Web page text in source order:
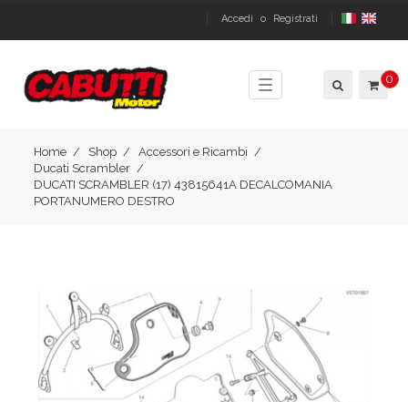
Accedi o Registrati
Toggle
navigation
0
Home Shop
Accessori e Ricambi
Ducati Scrambler
DUCATI SCRAMBLER (17) 43815641A DECALCOMANIA
PORTANUMERO DESTRO